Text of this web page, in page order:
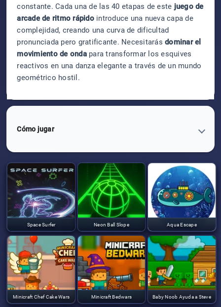
constante. Cada una de las 40 etapas de este juego de
arcade de ritmo rápidointroduce una nueva capa de
complejidad, creando una curva de dificultad
pronunciada pero gratificante. Necesitarásdominar el
movimiento de ondapara transformar los esquives
reactivos en una danza elegante a través de un mundo
geométrico hostil.
Cómo jugar
Space Surfer Neon Ball Slope Aqua Escape
Minicraft Chef Cake Wars Minicraft Bedwars Baby Noob Ayuda a Steve